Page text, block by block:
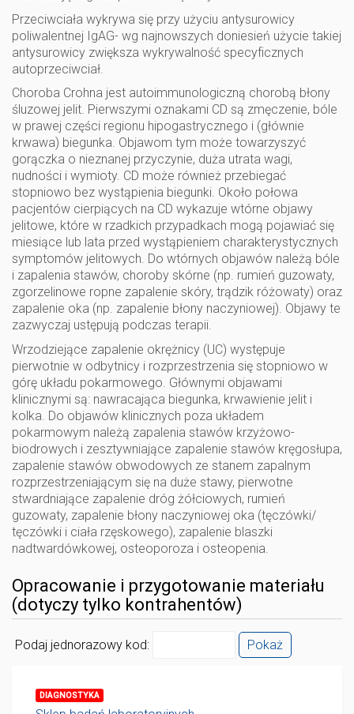
Przeciwciała wykrywa się przy użyciu antysurowicy
poliwalentnej IgAG- wg najnowszych doniesień użycie takiej
antysurowicy zwiększa wykrywalność specyficznych
autoprzeciwciał.
Choroba Crohna jest autoimmunologiczną chorobą błony
śluzowej jelit. Pierwszymi oznakami CD są zmęczenie, bóle
w prawej części regionu hipogastrycznego i (głównie
krwawa) biegunka. Objawom tym może towarzyszyć
gorączka o nieznanej przyczynie, duża utrata wagi,
nudności i wymioty. CD może również przebiegać
stopniowo bez wystąpienia biegunki. Około połowa
pacjentów cierpiących na CD wykazuje wtórne objawy
jelitowe, które w rzadkich przypadkach mogą pojawiać się
miesiące lub lata przed wystąpieniem charakterystycznych
symptomów jelitowych. Do wtórnych objawów należą bóle
i zapalenia stawów, choroby skórne (np. rumień guzowaty,
zgorzelinowe ropne zapalenie skóry, trądzik różowaty) oraz
zapalenie oka (np. zapalenie błony naczyniowej). Objawy te
zazwyczaj ustępują podczas terapii.
Wrzodziejące zapalenie okrężnicy (UC) występuje
pierwotnie w odbytnicy i rozprzestrzenia się stopniowo w
górę układu pokarmowego. Głównymi objawami
klinicznymi są: nawracająca biegunka, krwawienie jelit i
kolka. Do objawów klinicznych poza układem
pokarmowym należą zapalenia stawów krzyżowo-
biodrowych i zesztywniające zapalenie stawów kręgosłupa,
zapalenie stawów obwodowych ze stanem zapalnym
rozprzestrzeniającym się na duże stawy, pierwotne
stwardniające zapalenie dróg żółciowych, rumień
guzowaty, zapalenie błony naczyniowej oka (tęczówki/
tęczówki i ciała rzęskowego), zapalenie blaszki
nadtwardówkowej, osteoporoza i osteopenia.
Opracowanie i przygotowanie materiału
(dotyczy tylko kontrahentów)
Podaj jednorazowy kod: Pokaż
DIAGNOSTYKA